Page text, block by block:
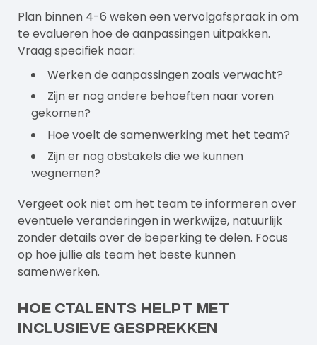
Plan binnen 4-6 weken een vervolgafspraak in om
te evalueren hoe de aanpassingen uitpakken.
Vraag specifiek naar:
Werken de aanpassingen zoals verwacht?
Zijn er nog andere behoeften naar voren
gekomen?
Hoe voelt de samenwerking met het team?
Zijn er nog obstakels die we kunnen
wegnemen?
Vergeet ook niet om het team te informeren over
eventuele veranderingen in werkwijze, natuurlijk
zonder details over de beperking te delen. Focus
op hoe jullie als team het beste kunnen
samenwerken.
Hoe Ctalents helpt met
inclusieve gesprekken